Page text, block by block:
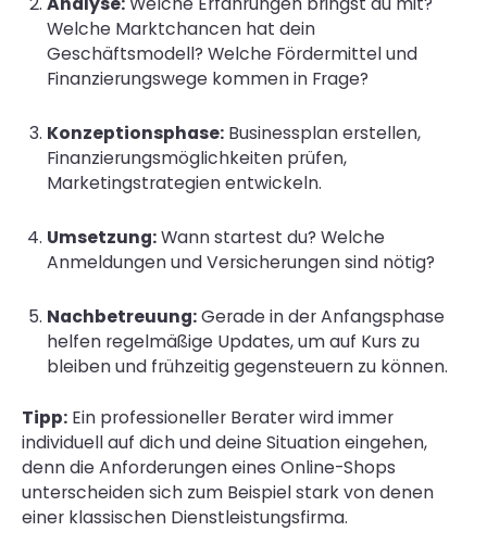
Welche Marktchancen hat dein
Geschäftsmodell? Welche Fördermittel und
Finanzierungswege kommen in Frage?
Konzeptionsphase: Businessplan erstellen,
Finanzierungsmöglichkeiten prüfen,
Marketingstrategien entwickeln.
Umsetzung:Wann startest du? Welche
Anmeldungen und Versicherungen sind nötig?
Nachbetreuung:Gerade in der Anfangsphase
helfen regelmäßige Updates, um auf Kurs zu
bleiben und frühzeitig gegensteuern zu können.
Tipp:Ein professioneller Berater wird immer
individuell auf dich und deine Situation eingehen,
denn die Anforderungen eines Online-Shops
unterscheiden sich zum Beispiel stark von denen
einer klassischen Dienstleistungsfirma.